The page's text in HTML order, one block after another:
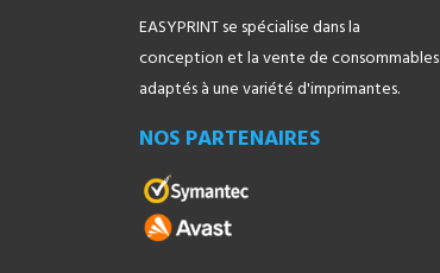
EASYPRINT se spécialise dans la
conception et la vente de consommables
adaptés à une variété d'imprimantes.
NOS PARTENAIRES